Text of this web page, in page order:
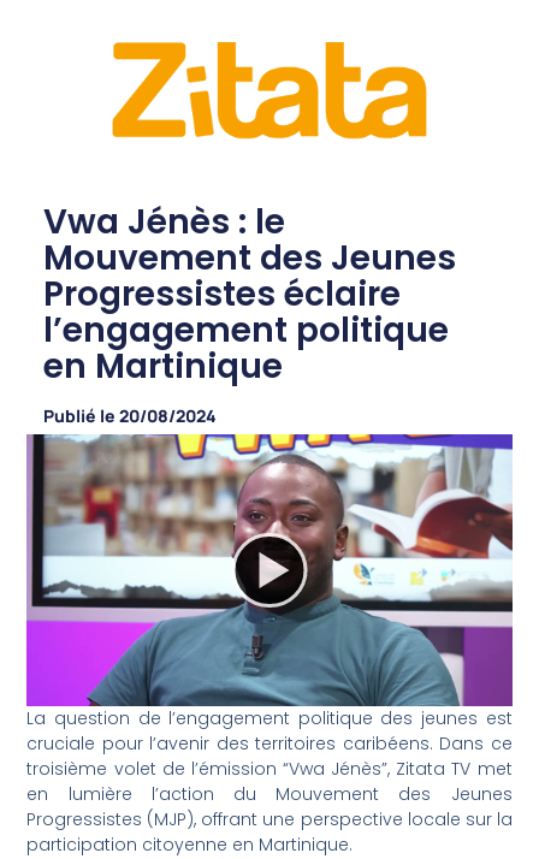
Vwa Jénès : le
Mouvement des Jeunes
Progressistes éclaire
l’engagement politique
en Martinique
Publié le 20/08/2024
La question de l’engagement politique des jeunes est
cruciale pour l’avenir des territoires caribéens. Dans ce
troisième volet de l’émission “Vwa Jénès”, Zitata TV met
en lumière l’action du Mouvement des Jeunes
Progressistes (MJP), offrant une perspective locale sur la
participation citoyenne en Martinique.